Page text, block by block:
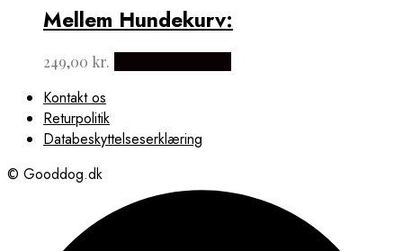
var:
99,00 kr..
er:
89,00 kr..
Mellem Hundekurv:
249,00 kr.
Kontakt os
Returpolitik
Databeskyttelseserklæring
© Gooddog.dk